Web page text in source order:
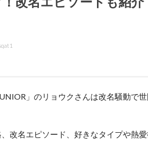
」のリョウクさんは改名騒動で
改名エピソード、好きなタイプや熱